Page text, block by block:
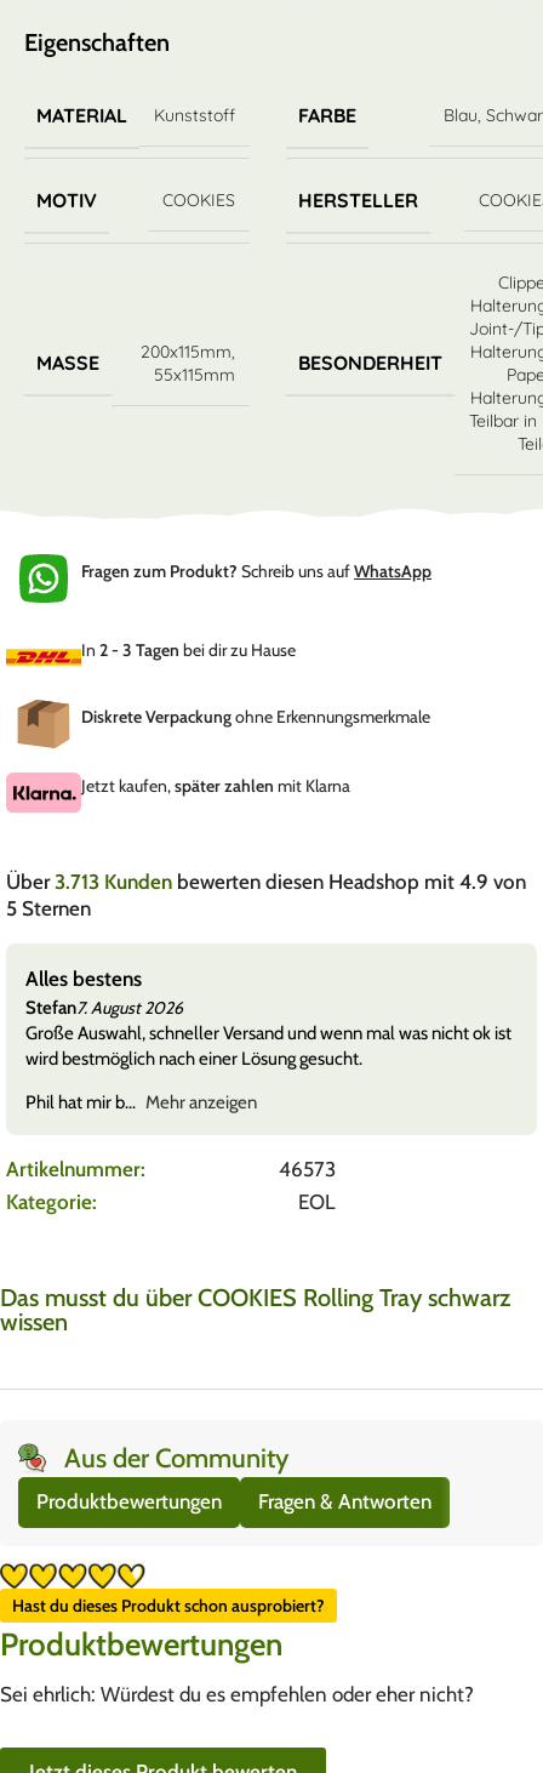
Eigenschaften
MATERIAL Kunststoff FARBE Blau ,
MOTIV COOKIES HERSTELLER
MASSE 200x115mm
55x115mm
BESONDERHEIT
Joint-/
Teilbar in
Fragen zum Produkt? Schreib uns aufWhatsApp
In 2 - 3 Tagen bei dir zu Hause
Diskrete Verpackungohne Erkennungsmerkmale
Jetzt kaufen,später zahlen mit Klarna
Über3.713 Kunden bewerten diesen Headshop mit 4.9 von
5 Sternen
Alles bestens
Stefan7. August 2026
Große Auswahl, schneller Versand und wenn mal was nicht ok ist
wird bestmöglich nach einer Lösung gesucht.
Phil hat mir b
Mehr anzeigen
Artikelnummer:
46573
Kategorie:
EOL
Das musst du über COOKIES Rolling Tray schwarz
wissen
Aus der Community
Produktbewertungen Fragen & Antworten
Hast du dieses Produkt schon ausprobiert?
Produktbewertungen
Sei ehrlich: Würdest du es empfehlen oder eher nicht?